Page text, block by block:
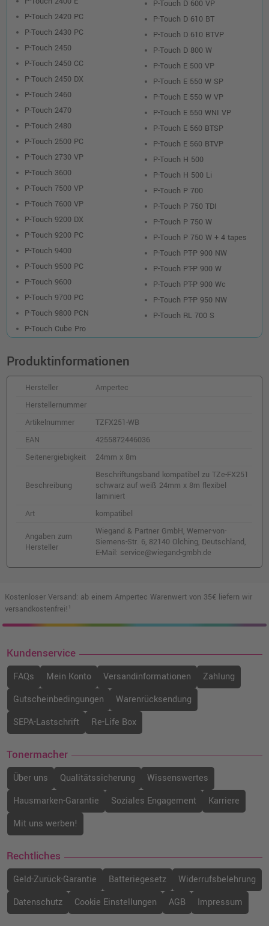
P-Touch 2420 PC
P-Touch 2430 PC
P-Touch 2450
P-Touch 2450 CC
P-Touch 2450 DX
P-Touch 2460
P-Touch 2470
P-Touch 2480
P-Touch 2500 PC
P-Touch 2730 VP
P-Touch 3600
P-Touch 7500 VP
P-Touch 7600 VP
P-Touch 9200 DX
P-Touch 9200 PC
P-Touch 9400
P-Touch 9500 PC
P-Touch 9600
P-Touch 9700 PC
P-Touch 9800 PCN
P-Touch Cube Pro
P-Touch D 600 VP
P-Touch D 610 BT
P-Touch D 610 BTVP
P-Touch D 800 W
P-Touch E 500 VP
P-Touch E 550 W SP
P-Touch E 550 W VP
P-Touch E 550 WNI VP
P-Touch E 560 BTSP
P-Touch E 560 BTVP
P-Touch H 500
P-Touch H 500 Li
P-Touch P 700
P-Touch P 750 TDI
P-Touch P 750 W
P-Touch P 750 W + 4 tapes
P-Touch PT-P 900 NW
P-Touch PT-P 900 W
P-Touch PT-P 900 Wc
P-Touch PT-P 950 NW
P-Touch RL 700 S
Produktinformationen
Hersteller
Ampertec
Herstellernummer
Artikelnummer
TZFX251-WB
EAN
4255872446036
Seitenergiebigkeit
24mm x 8m
Beschreibung
Beschriftungsband kompatibel zu TZe-FX251
schwarz auf weiß 24mm x 8m flexibel
laminiert
Art
kompatibel
Angaben zum
Hersteller
Wiegand & Partner GmbH, Werner-von-
Siemens-Str. 6, 82140 Olching, Deutschland,
E-Mail: service@wiegand-gmbh.de
Kostenloser Versand: ab einem Ampertec Warenwert von 35€ liefern wir
versandkostenfrei!¹
Kundenservice
FAQs Mein Konto Versandinformationen
Zahlung
Gutscheinbedingungen
Warenrücksendung
SEPA-Lastschrift
Re-Life Box
Tonermacher
Über uns Qualitätssicherung
Wissenswertes
Hausmarken-Garantie
Soziales Engagement
Karriere
Mit uns werben!
Rechtliches
Geld-Zurück-Garantie Batteriegesetz
Widerrufsbelehrung
Datenschutz
Cookie Einstellungen AGB Impressum